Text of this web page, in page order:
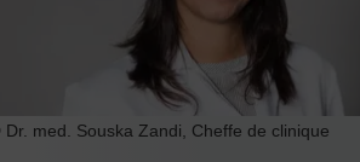
Dr. med. Souska Zandi, Cheffe de clinique